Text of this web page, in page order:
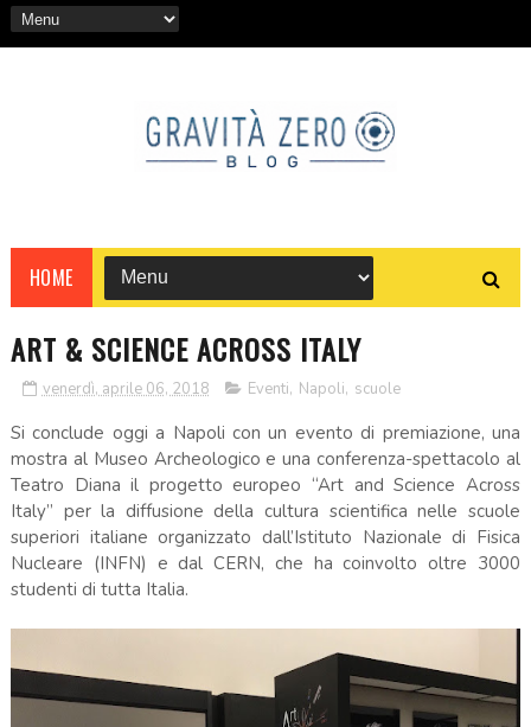
HOME
ART & SCIENCE ACROSS ITALY
venerdì, aprile 06, 2018 Eventi, Napoli, scuole
Si conclude oggi a Napoli con un evento di premiazione, una
mostra al Museo Archeologico e una conferenza-spettacolo al
Teatro Diana il progetto europeo “Art and Science Across
Italy” per la diffusione della cultura scientifica nelle scuole
superiori italiane organizzato dall’Istituto Nazionale di Fisica
Nucleare (INFN) e dal CERN, che ha coinvolto oltre 3000
studenti di tutta Italia.